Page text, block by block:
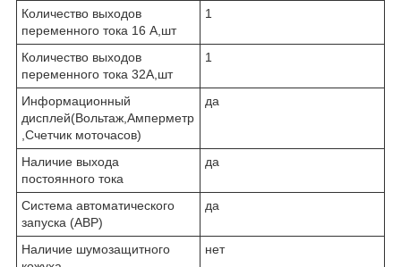
Количество выходов
переменного тока 16 А,шт
1
Количество выходов
переменного тока 32А,шт
1
Информационный
дисплей(Вольтаж,Амперметр
,Счетчик моточасов)
да
Наличие выхода
постоянного тока
да
Система автоматического
запуска (АВР)
да
Наличие шумозащитного
нет